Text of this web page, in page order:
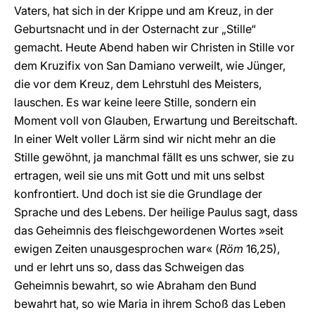
Vaters, hat sich in der Krippe und am Kreuz, in der
Geburtsnacht und in der Osternacht zur „Stille“
gemacht. Heute Abend haben wir Christen in Stille vor
dem Kruzifix von San Damiano verweilt, wie Jünger,
die vor dem Kreuz, dem Lehrstuhl des Meisters,
lauschen. Es war keine leere Stille, sondern ein
Moment voll von Glauben, Erwartung und Bereitschaft.
In einer Welt voller Lärm sind wir nicht mehr an die
Stille gewöhnt, ja manchmal fällt es uns schwer, sie zu
ertragen, weil sie uns mit Gott und mit uns selbst
konfrontiert. Und doch ist sie die Grundlage der
Sprache und des Lebens. Der heilige Paulus sagt, dass
das Geheimnis des fleischgewordenen Wortes »seit
ewigen Zeiten unausgesprochen war« (Röm 16,25),
und er lehrt uns so, dass das Schweigen das
Geheimnis bewahrt, so wie Abraham den Bund
bewahrt hat, so wie Maria in ihrem Schoß das Leben